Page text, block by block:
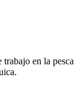
en la pesca